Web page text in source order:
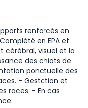
renforcés en
en EPA et
cérébral, visuel et la
des chiots de
ponctuelle des
- Gestation et
races. - En cas